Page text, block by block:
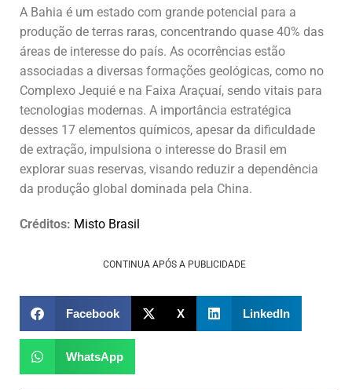
A Bahia é um estado com grande potencial para a
produção de terras raras, concentrando quase 40% das
áreas de interesse do país. As ocorrências estão
associadas a diversas formações geológicas, como no
Complexo Jequié e na Faixa Araçuaí, sendo vitais para
tecnologias modernas. A importância estratégica
desses 17 elementos químicos, apesar da dificuldade
de extração, impulsiona o interesse do Brasil em
explorar suas reservas, visando reduzir a dependência
da produção global dominada pela China.
Créditos: Misto Brasil
CONTINUA APÓS A PUBLICIDADE
Facebook X LinkedIn
WhatsApp